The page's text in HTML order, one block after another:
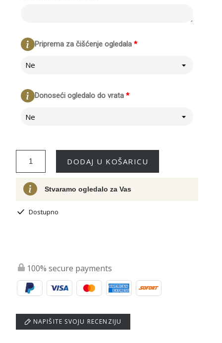
*
Priprema za čišćenje ogledala
Ne
*
Donoseći ogledalo do vrata
Ne
DODAJ U KOŠARICU
Stvaramo ogledalo za Vas
Dostupno
100% secure payments
NAPIŠITE SVOJU RECENZIJU